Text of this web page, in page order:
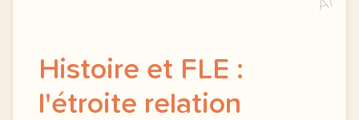
Histoire et FLE :
l'étroite relation